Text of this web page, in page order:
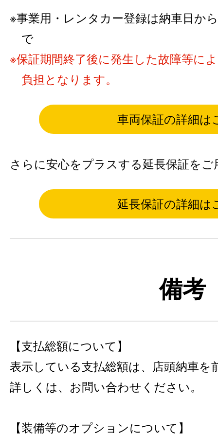
事業用・レンタカー登録は納車日か
で
保証期間終了後に発生した故障等に
負担となります。
車両保証の詳細は
さらに安心をプラスする延長保証を
延長保証の詳細は
備考
【支払総額について】
表示している支払総額は、店頭納車を
詳しくは、お問い合わせください。
【装備等のオプションについて】